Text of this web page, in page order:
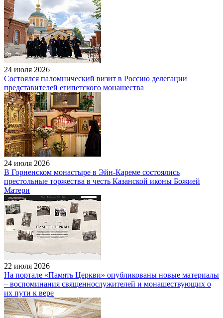
24 июля 2026
Состоялся паломнический визит в Россию делегации
представителей египетского монашества
24 июля 2026
В Горненском монастыре в Эйн-Кареме состоялись
престольные торжества в честь Казанской иконы Божией
Матери
22 июля 2026
На портале «Память Церкви» опубликованы новые материалы
– воспоминания священнослужителей и монашествующих о
их пути к вере